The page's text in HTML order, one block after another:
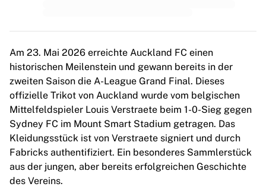
US Women's Soccer
NWSL
OL Lyonnes
Paris Saint-Germain Feminines
Arsenal WFC
Browse by country
Basketball
Highlights
Charlotte Hornets
Chicago Bulls
LA Clippers
Am 23. Mai 2026 erreichte Auckland FC einen
historischen Meilenstein und gewann bereits in der
zweiten Saison die A-League Grand Final. Dieses
offizielle Trikot von Auckland wurde vom belgischen
Mittelfeldspieler Louis Verstraete beim 1-0-Sieg gegen
Sydney FC im Mount Smart Stadium getragen. Das
Kleidungsstück ist von Verstraete signiert und durch
Fabricks authentifiziert. Ein besonderes Sammlerstück
aus der jungen, aber bereits erfolgreichen Geschichte
des Vereins.